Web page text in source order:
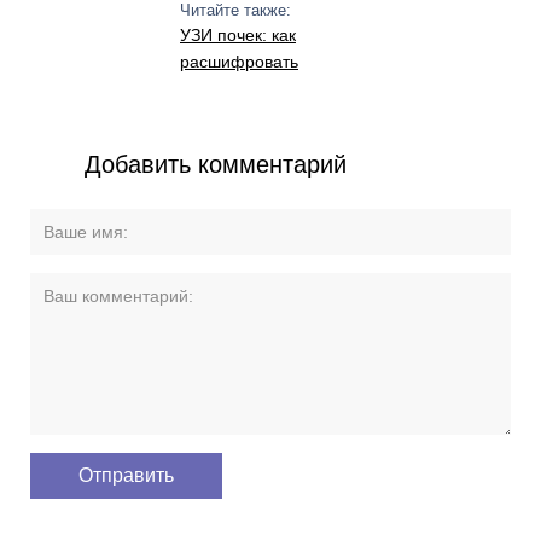
Читайте также:
УЗИ почек: как
расшифровать
Добавить комментарий